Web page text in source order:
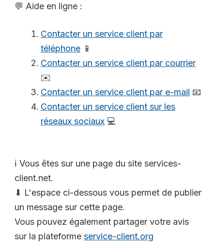
💬 Aide en ligne :
Contacter un service client par
téléphone 📱
Contacter un service client par courrier
✉️
Contacter un service client par e-mail 📧
Contacter un service client sur les
réseaux sociaux 💻
ℹ️ Vous êtes sur une page du site services-
client.net.
⬇ L'espace ci-dessous vous permet de publier
un message sur cette page.
Vous pouvez également partager votre avis
sur la plateforme service-client.org